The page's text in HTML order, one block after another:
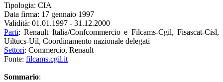
Tipologia: CIA
Data firma: 17 gennaio 1997
Validità: 01.01.1997 - 31.12.2000
Parti: Renault Italia/Confcommercio e Filcams-Cgil, Fisascat-Cisl,
Uiltucs-Uil, Coordinamento nazionale delegati
Settori: Commercio, Renault
Fonte: filcams.cgil.it
Sommario: